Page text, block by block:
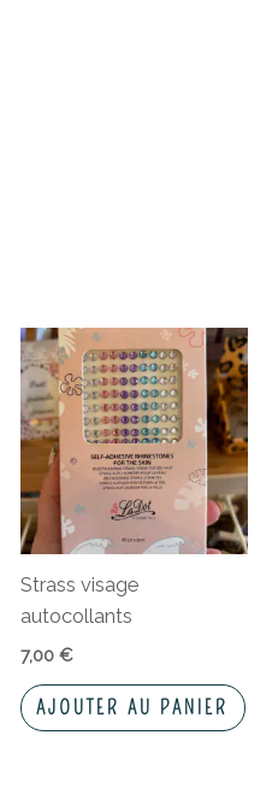
Strass visage
autocollants
7,00 €
AJOUTER AU PANIER